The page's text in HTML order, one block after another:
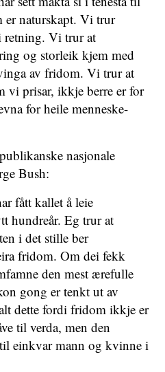
er naturskapt. Vi trur
retning. Vi trur at
og storleik kjem med
av fridom. Vi trur at
vi prisar, ikkje berre er for
for heile menneske-
nasjonale
Bush:
fått kallet å leie
hundreår. Eg trur at
i det stille ber
fridom. Om dei fekk
den mest ærefulle
gong er tenkt ut av
dette fordi fridom ikkje er
til verda, men den
einkvar mann og kvinne i